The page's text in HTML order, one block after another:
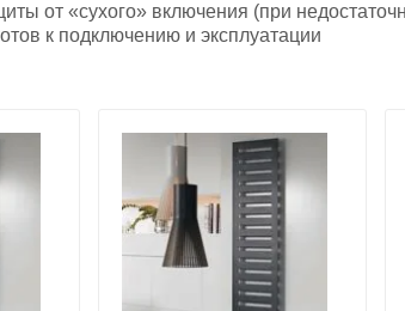
от «сухого» включения (при
к подключению и эксплуатации